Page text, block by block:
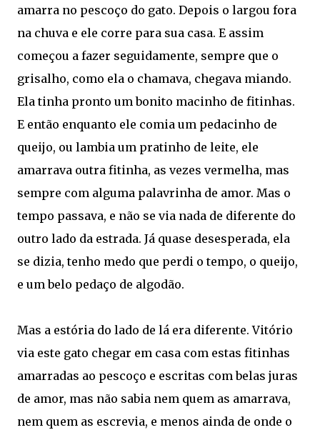
amarra no pescoço do gato. Depois o largou fora
na chuva e ele corre para sua casa. E assim
começou a fazer seguidamente, sempre que o
grisalho, como ela o chamava, chegava miando.
Ela tinha pronto um bonito macinho de fitinhas.
E então enquanto ele comia um pedacinho de
queijo, ou lambia um pratinho de leite, ele
amarrava outra fitinha, as vezes vermelha, mas
sempre com alguma palavrinha de amor. Mas o
tempo passava, e não se via nada de diferente do
outro lado da estrada. Já quase desesperada, ela
se dizia, tenho medo que perdi o tempo, o queijo,
e um belo pedaço de algodão.
Mas a estória do lado de lá era diferente. Vitório
via este gato chegar em casa com estas fitinhas
amarradas ao pescoço e escritas com belas juras
de amor, mas não sabia nem quem as amarrava,
nem quem as escrevia, e menos ainda de onde o